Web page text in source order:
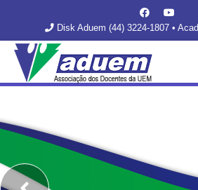
Disk Aduem (44) 3224-1807 •